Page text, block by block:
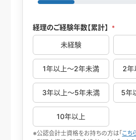
経理のご経験年数【累計】 *
未経験
1年以上～2年未満 2年
3年以上～5年未満 5年
10年以上
※公認会計士資格をお持ちの方は「 こち